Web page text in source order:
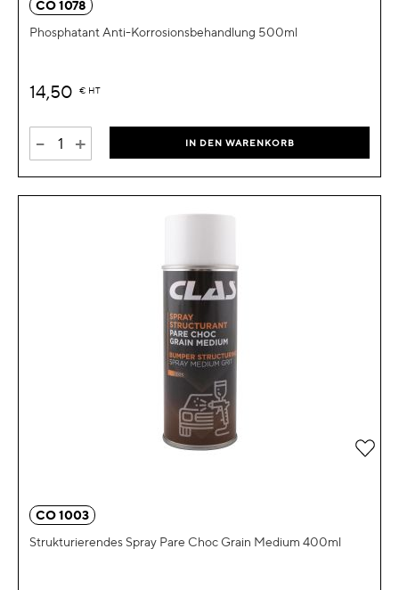
CO 1078
Phosphatant Anti-Korrosionsbehandlung 500ml
14,50 € HT
- + IN DEN WARENKORB
CO 1003
Strukturierendes Spray Pare Choc Grain Medium 400ml
Zur